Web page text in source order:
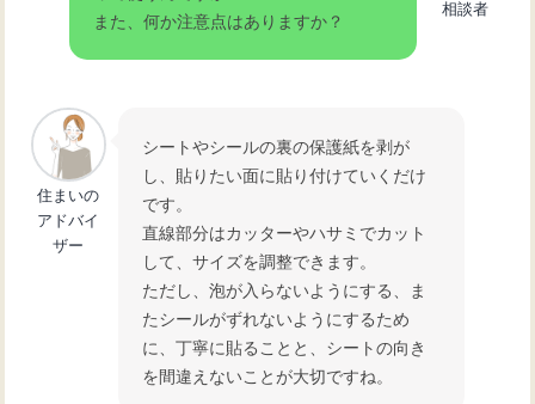
また、何か注意点はありますか？
相談者
住まいの
アドバイ
ザー
シートやシールの裏の保護紙を剥が
し、貼りたい面に貼り付けていくだけ
です。
直線部分はカッターやハサミでカット
して、サイズを調整できます。
ただし、泡が入らないようにする、ま
たシールがずれないようにするため
に、丁寧に貼ることと、シートの向き
を間違えないことが大切ですね。